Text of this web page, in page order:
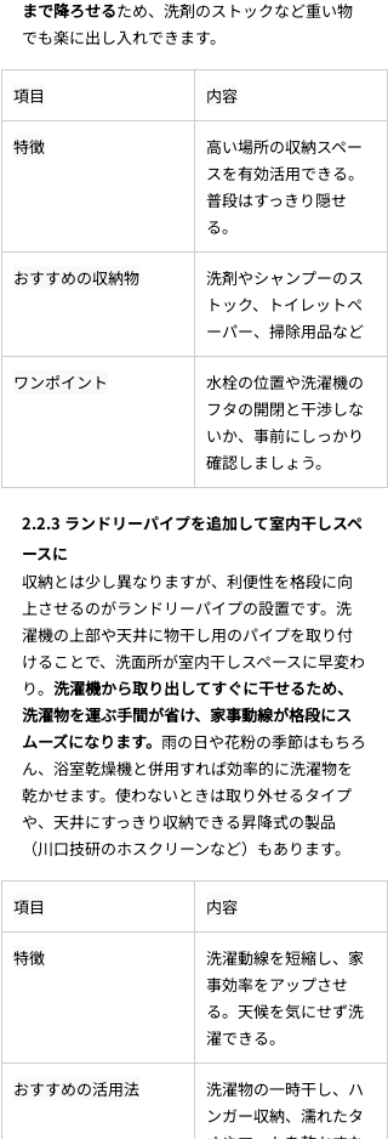
まで降ろせるため、洗剤のストックなど重い物
でも楽に出し入れできます。
項目 内容
特徴
高い場所の収納スペー
スを有効活用できる。
普段はすっきり隠せ
る。
おすすめの収納物
洗剤やシャンプーのス
トック、トイレットペ
ーパー、掃除用品など
ワンポイント
水栓の位置や洗濯機の
フタの開閉と干渉しな
いか、事前にしっかり
確認しましょう。
2.2.3 ランドリーパイプを追加して室内干しスペ
ースに
収納とは少し異なりますが、利便性を格段に向
上させるのがランドリーパイプの設置です。洗
濯機の上部や天井に物干し用のパイプを取り付
けることで、洗面所が室内干しスペースに早変わ
り。 洗濯機から取り出してすぐに干せるため、
洗濯物を運ぶ手間が省け、家事動線が格段にス
ムーズになります。 雨の日や花粉の季節はもちろ
ん、浴室乾燥機と併用すれば効率的に洗濯物を
乾かせます。使わないときは取り外せるタイプ
や、天井にすっきり収納できる昇降式の製品
（川口技研のホスクリーンなど）もあります。
項目 内容
特徴
洗濯動線を短縮し、家
事効率をアップさせ
る。天候を気にせず洗
濯できる。
おすすめの活用法
洗濯物の一時干し、ハ
ンガー収納、濡れたタ